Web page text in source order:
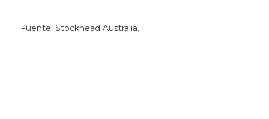
Fuente: Stockhead Australia.